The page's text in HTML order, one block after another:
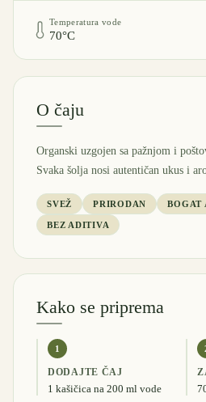
Temperatura vode
70°C
O čaju
Organski uzgojen sa pažnjom i
Svaka šolja nosi autentičan ukus i
SVEŽ PRIRODAN BOGAT
BEZ ADITIVA
Kako se priprema
1
DODAJTE ČAJ
1 kašičica na 200 ml vode